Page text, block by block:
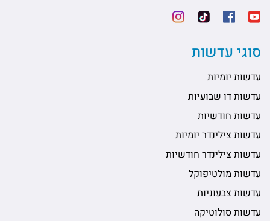
סוגי עדשות
עדשות יומיות
עדשות דו שבועיות
עדשות חודשיות
עדשות צילינדר יומיות
עדשות צילינדר חודשיות
עדשות מולטיפוקל
עדשות צבעוניות
עדשות סולוטיקה